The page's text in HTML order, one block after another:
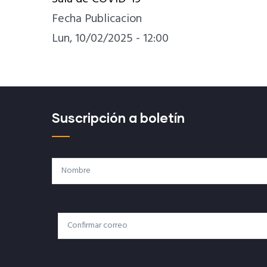
Fecha Publicacion
Lun, 10/02/2025 - 12:00
Suscripción a boletín
Nombre
Correo
Electrónico
Correo Electrónico